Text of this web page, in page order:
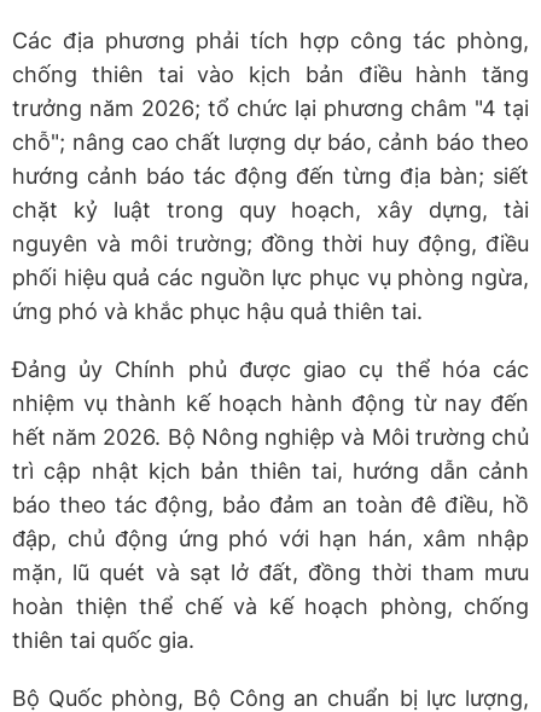
Các địa phương phải tích hợp công tác phòng,
chống thiên tai vào kịch bản điều hành tăng
trưởng năm 2026; tổ chức lại phương châm "4 tại
chỗ"; nâng cao chất lượng dự báo, cảnh báo theo
hướng cảnh báo tác động đến từng địa bàn; siết
chặt kỷ luật trong quy hoạch, xây dựng, tài
nguyên và môi trường; đồng thời huy động, điều
phối hiệu quả các nguồn lực phục vụ phòng ngừa,
ứng phó và khắc phục hậu quả thiên tai.
Đảng ủy Chính phủ được giao cụ thể hóa các
nhiệm vụ thành kế hoạch hành động từ nay đến
hết năm 2026. Bộ Nông nghiệp và Môi trường chủ
trì cập nhật kịch bản thiên tai, hướng dẫn cảnh
báo theo tác động, bảo đảm an toàn đê điều, hồ
đập, chủ động ứng phó với hạn hán, xâm nhập
mặn, lũ quét và sạt lở đất, đồng thời tham mưu
hoàn thiện thể chế và kế hoạch phòng, chống
thiên tai quốc gia.
Bộ Quốc phòng, Bộ Công an chuẩn bị lực lượng,